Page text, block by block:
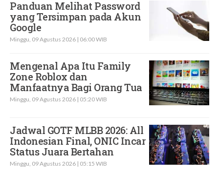
Panduan Melihat Password
yang Tersimpan pada Akun
Google
Minggu, 09 Agustus 2026 | 06:00 WIB
Mengenal Apa Itu Family
Zone Roblox dan
Manfaatnya Bagi Orang Tua
Minggu, 09 Agustus 2026 | 05:20 WIB
Jadwal GOTF MLBB 2026: All
Indonesian Final, ONIC Incar
Status Juara Bertahan
Minggu, 09 Agustus 2026 | 05:15 WIB